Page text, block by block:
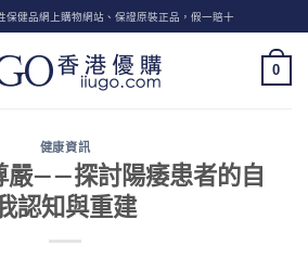
保健品網上購物網站、保證原裝正品，假一賠十
0
健康資訊
嚴——探討陽痿患者的自
認知與重建